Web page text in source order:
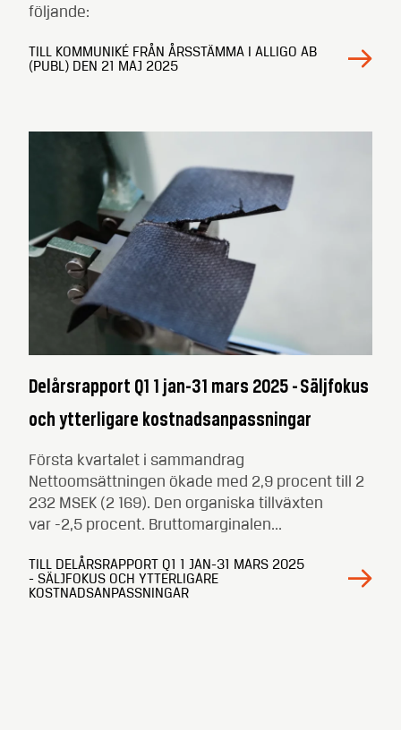
följande:
TILL KOMMUNIKÉ FRÅN ÅRSSTÄMMA I ALLIGO AB
(PUBL) DEN 21 MAJ 2025
Delårsrapport Q1 1 jan-31 mars 2025 - Säljfokus
och ytterligare kostnadsanpassningar
Första kvartalet i sammandrag
Nettoomsättningen ökade med 2,9 procent till 2
232 MSEK (2 169). Den organiska tillväxten
var -2,5 procent. Bruttomarginalen...
TILL DELÅRSRAPPORT Q1 1 JAN-31 MARS 2025
- SÄLJFOKUS OCH YTTERLIGARE
KOSTNADSANPASSNINGAR